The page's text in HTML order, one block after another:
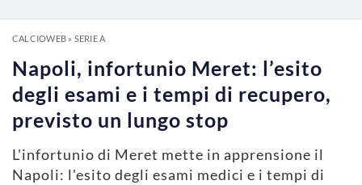
CALCIOWEB» SERIE A
Napoli, infortunio Meret: l’esito
degli esami e i tempi di recupero,
previsto un lungo stop
L'infortunio di Meret mette in apprensione il
Napoli: l'esito degli esami medici e i tempi di